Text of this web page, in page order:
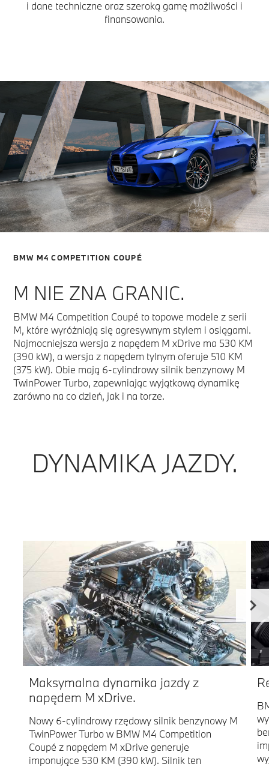
i dane techniczne oraz szeroką gamę możliwości i
finansowania.
BMW M4 COMPETITION COUPÉ
M NIE ZNA GRANIC.
BMW M4 Competition Coupé to topowe modele z serii
M, które wyróżniają się agresywnym stylem i osiągami.
Najmocniejsza wersja z napędem M xDrive ma 530 KM
(390 kW), a wersja z napędem tylnym oferuje 510 KM
(375 kW). Obie mają 6-cylindrowy silnik benzynowy M
TwinPower Turbo, zapewniając wyjątkową dynamikę
zarówno na co dzień, jak i na torze.
DYNAMIKA JAZDY.
Maksymalna dynamika jazdy z
napędem M xDrive.
Nowy 6-cylindrowy rzędowy silnik benzynowy M
TwinPower Turbo w BMW M4 Competition
Coupé z napędem M xDrive generuje
imponujące 530 KM (390 kW). Silnik ten